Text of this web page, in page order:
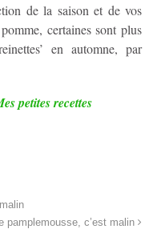
de la saison et de vos
certaines sont plus
en automne, par
petites recettes
pamplemousse, c’est malin